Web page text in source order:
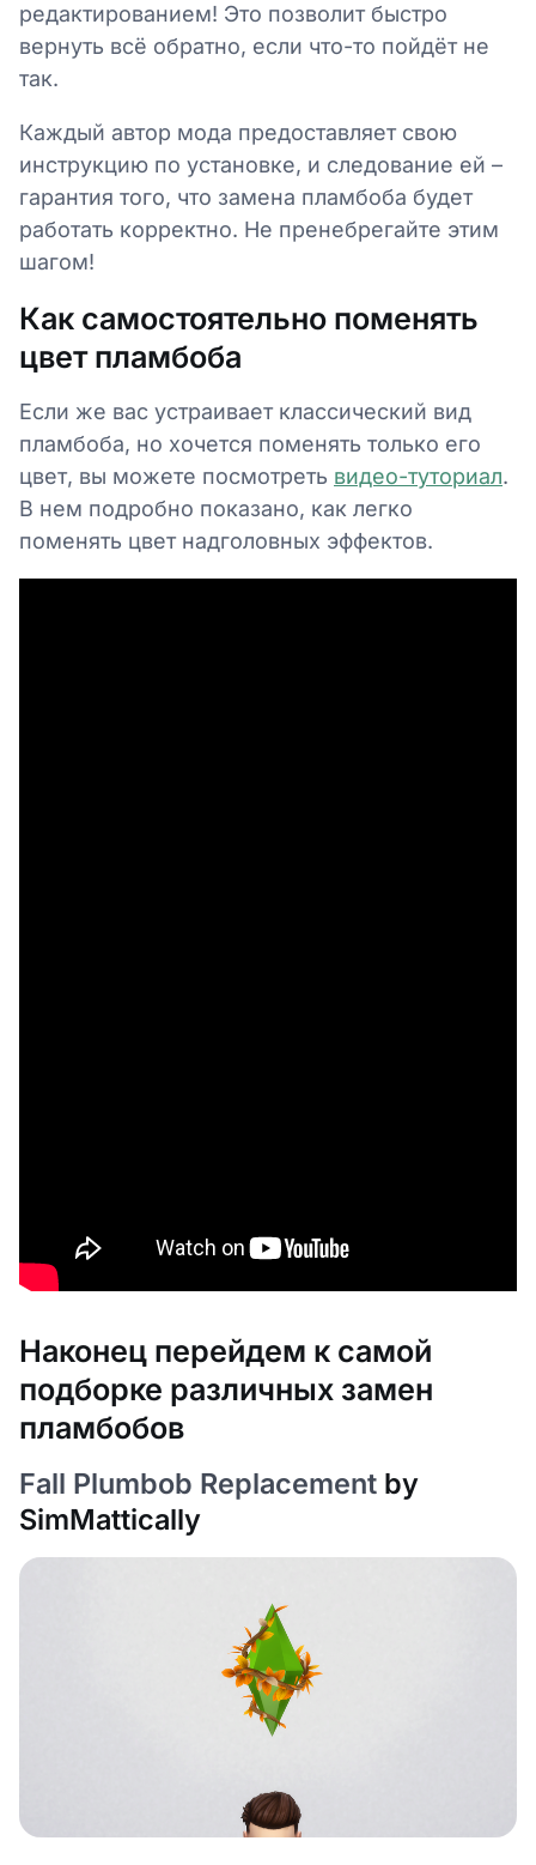
редактированием! Это позволит быстро
вернуть всё обратно, если что-то пойдёт не
так.
Каждый автор мода предоставляет свою
инструкцию по установке, и следование ей –
гарантия того, что замена пламбоба будет
работать корректно. Не пренебрегайте этим
шагом!
Как самостоятельно поменять
цвет пламбоба
Если же вас устраивает классический вид
пламбоба, но хочется поменять только его
цвет, вы можете посмотреть видео-туториал.
В нем подробно показано, как легко
поменять цвет надголовных эффектов.
Наконец перейдем к самой
подборке различных замен
пламбобов
Fall Plumbob Replacement by
SimMattically